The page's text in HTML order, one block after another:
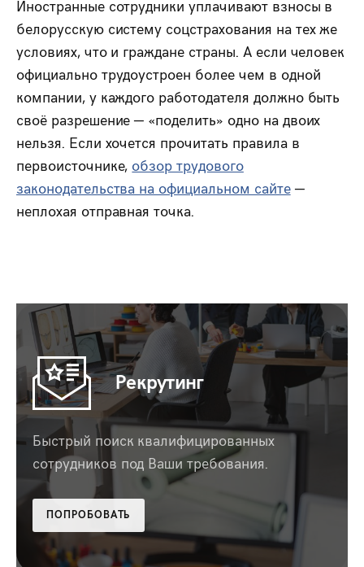
Иностранные сотрудники уплачивают взносы в
белорусскую систему соцстрахования на тех же
условиях, что и граждане страны. А если человек
официально трудоустроен более чем в одной
компании, у каждого работодателя должно быть
своё разрешение — «поделить» одно на двоих
нельзя. Если хочется прочитать правила в
первоисточнике, обзор трудового
законодательства на официальном сайте—
неплохая отправная точка.
Рекрутинг
Быстрый поиск квалифицированных
сотрудников под Ваши требования.
ПОПРОБОВАТЬ